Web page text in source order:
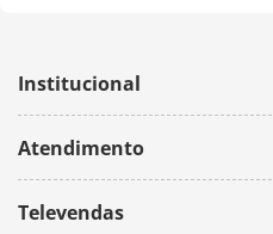
Institucional
Trabalhe Conosco
Política de Privacidade
Atendimento
Televendas